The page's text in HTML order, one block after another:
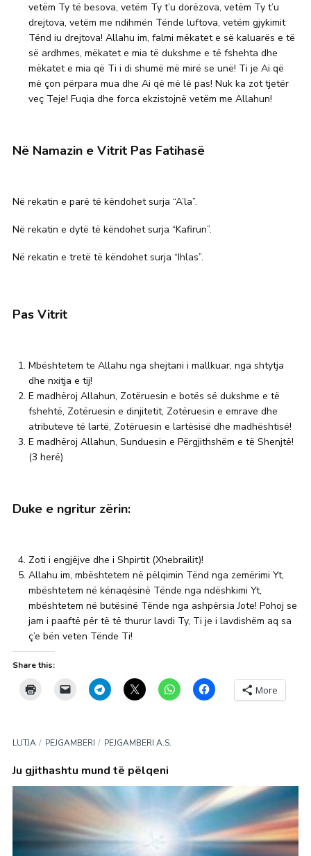
vetëm Ty të besova, vetëm Ty t’u dorëzova, vetëm Ty t’u
drejtova, vetëm me ndihmën Tënde luftova, vetëm gjykimit
Tënd iu drejtova! Allahu im, falmi mëkatet e së kaluarës e të
së ardhmes, mëkatet e mia të dukshme e të fshehta dhe
mëkatet e mia që Ti i di shumë më mirë se unë! Ti je Ai që
më çon përpara mua dhe Ai që më lë pas! Nuk ka zot tjetër
veç Teje! Fuqia dhe forca ekzistojnë vetëm me Allahun!
Në Namazin e Vitrit Pas Fatihasë
Në rekatin e parë të këndohet surja “A’la”.
Në rekatin e dytë të këndohet surja “Kafirun”.
Në rekatin e tretë të këndohet surja “Ihlas”.
Pas Vitrit
Mbështetem te Allahu nga shejtani i mallkuar, nga shtytja
dhe nxitja e tij!
E madhëroj Allahun, Zotëruesin e botës së dukshme e të
fshehtë, Zotëruesin e dinjitetit, Zotëruesin e emrave dhe
atributeve të lartë, Zotëruesin e lartësisë dhe madhështisë!
E madhëroj Allahun, Sunduesin e Përgjithshëm e të Shenjtë!
(3 herë)
Duke e ngritur zërin:
Zoti i engjëjve dhe i Shpirtit (Xhebrailit)!
Allahu im, mbështetem në pëlqimin Tënd nga zemërimi Yt,
mbështetem në kënaqësinë Tënde nga ndëshkimi Yt,
mbështetem në butësinë Tënde nga ashpërsia Jote! Pohoj se
jam i paaftë për të të thurur lavdi Ty, Ti je i lavdishëm aq sa
ç’e bën veten Tënde Ti!
Share this:
More
LUTJA PEJGAMBERI PEJGAMBERI A.S.
Ju gjithashtu mund të pëlqeni